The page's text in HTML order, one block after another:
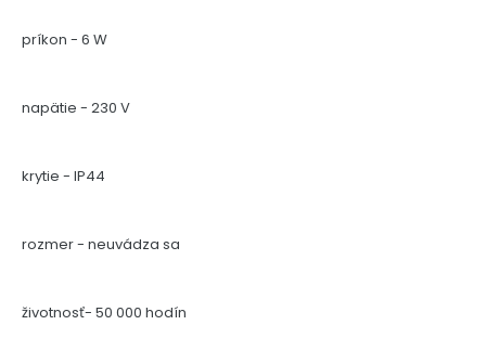
príkon - 6 W
napätie - 230 V
krytie - IP44
rozmer - neuvádza sa
životnosť- 50 000 hodín